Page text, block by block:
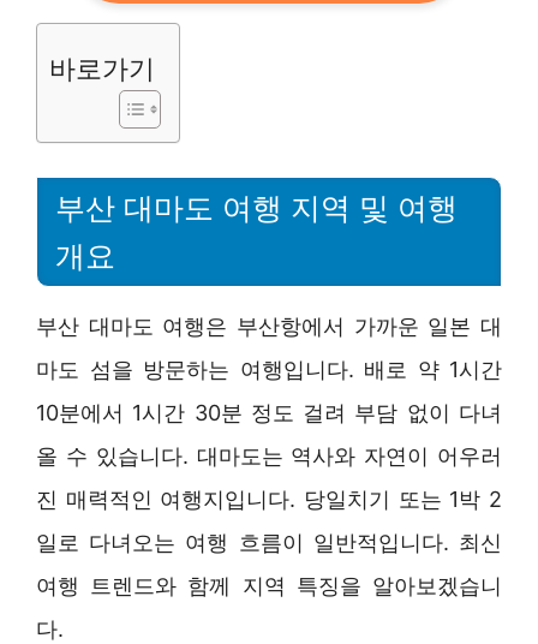
바로가기
부산 대마도 여행 지역 및 여행
개요
부산 대마도 여행은 부산항에서 가까운 일본 대
마도 섬을 방문하는 여행입니다. 배로 약 1시간
10분에서 1시간 30분 정도 걸려 부담 없이 다녀
올 수 있습니다. 대마도는 역사와 자연이 어우러
진 매력적인 여행지입니다. 당일치기 또는 1박 2
일로 다녀오는 여행 흐름이 일반적입니다. 최신
여행 트렌드와 함께 지역 특징을 알아보겠습니
다.